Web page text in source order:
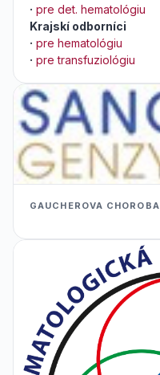
· pre det. hematológiu
Krajskí odborníci
· pre hematológiu
· pre transfuziológiu
GAUCHEROVA CHOROBA